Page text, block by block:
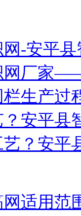
-安平
网厂家
生产过
安平县
？安平
适用范